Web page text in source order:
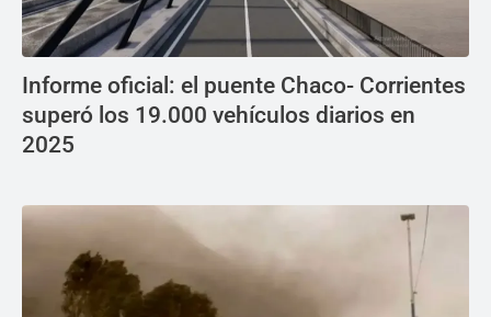
Informe oficial: el puente Chaco- Corrientes
superó los 19.000 vehículos diarios en
2025